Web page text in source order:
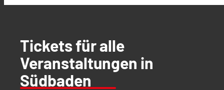
Tickets für alle
Veranstaltungen in
Südbaden